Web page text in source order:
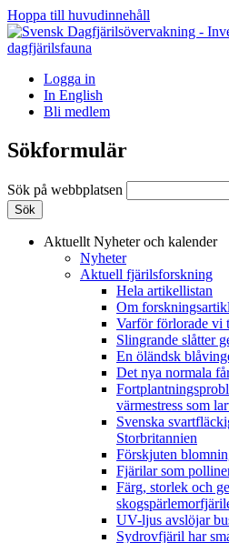
Hoppa till huvudinnehåll
Logga in
In English
Bli medlem
Sökformulär
Sök på webbplatsen
Aktuellt Nyheter och kalender
Nyheter
Aktuell fjärilsforskning
Hela artikellistan
Om
Varför förlorade vi
Slingrande slåtter
En öländsk
Det nya normala
värmestress som
Svenska
Storbritannien
Förskjuten
Fjärilar som
Färg, storlek och
UV-ljus avslöjar
Sydrovfjäril har